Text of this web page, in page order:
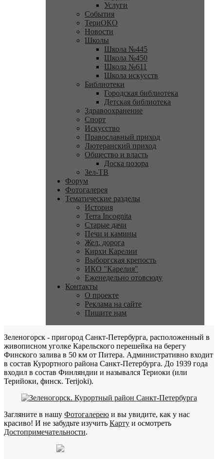
Услуги
События
ТериОКО
Новости
Школы
Школа №445
Школа №450
Школа №611
Школа искусств
Библиотеки
Городская библиотека
Детская библиотека
Здравоохранение
Спорт
Искусство
Православный приход
Лютеранский приход
Общество и власть
Доска позора
Зел-ТВ
Форум
Фотогалерея
Тематические разделы
История
Terra Incognita
Старые дачи
Печи и камины
Жел. дорога
Кирхи Карелии
Выборгская крепость
ИКО "Карелия"
Еженедельно отовсюду
Контакты
О проекте
Реклама на сайте
Пишите нам
Зеленогорск - пригород Санкт-Петербурга, расположенный в
живописном уголке Карельского перешейка на берегу
Финского залива в 50 км от Питера. Административно входит
в состав Курортного района Санкт-Петербурга. До 1939 года
входил в состав Финляндии и назывался Териоки (или
Терийоки, финск. Terijoki).
Загляните в нашу Фотогалерею и вы увидите, как у нас
красиво! И не забудьте изучить Карту и осмотреть
Достопримечательности.